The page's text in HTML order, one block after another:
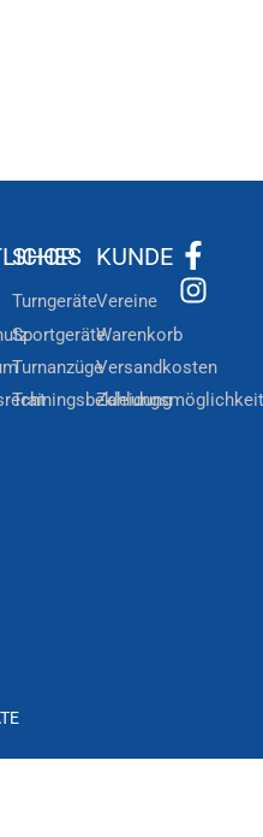
SHOP
Turngeräte
Sportgeräte
Turnanzüge
Trainingsbekleidung
KUNDE
Vereine
Warenkorb
Versandkosten